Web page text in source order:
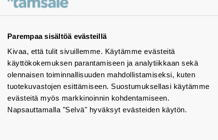
Parempaa sisältöä evästeillä
Kivaa, että tulit sivuillemme. Käytämme evästeitä
käyttökokemuksen parantamiseen ja analytiikkaan sekä
olennaisen toiminnallisuuden mahdollistamiseksi, kuten
tuotekuvastojen esittämiseen. Suostumuksellasi käytämme
evästeitä myös markkinoinnin kohdentamiseen.
Napsauttamalla "Selvä" hyväksyt evästeiden käytön.
Ota yhteyttä - autamme mielellämme
Tuotekuvastot
Instagram
BIM-objektit
Yhteystiedot
Tiedotteet